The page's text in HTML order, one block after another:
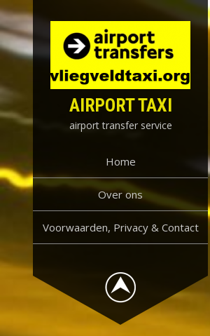
Skip
to
content
AIRPORT TAXI
airport transfer service
Home
Over ons
Voorwaarden, Privacy & Contact